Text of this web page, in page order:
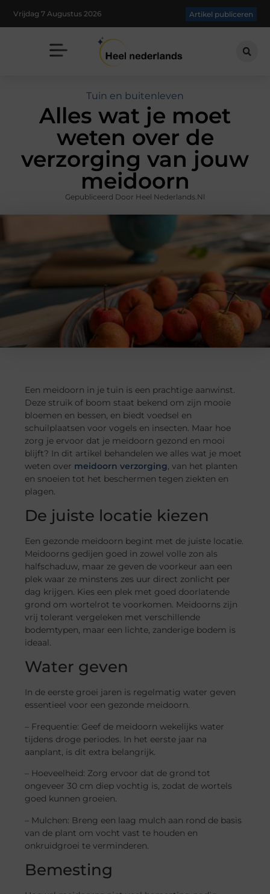
Vrijdag 7 Augustus 2026 Artikel publiceren
Tuin en buitenleven
Alles wat je moet
weten over de
verzorging van jouw
meidoorn
Gepubliceerd Door Heel Nederlands.nl
Een meidoorn in je tuin is een prachtige aanwinst.
Deze struik of boom staat bekend om zijn mooie
bloemen en bessen, en biedt voedsel en
schuilplaatsen voor vogels en insecten. Maar hoe
zorg je ervoor dat je meidoorn gezond en mooi
blijft? In dit artikel behandelen we alles wat je moet
weten over meidoorn verzorging, van het planten
en snoeien tot het beschermen tegen ziekten en
plagen.
De juiste locatie kiezen
Een gezonde meidoorn begint met de juiste locatie.
Meidoorns gedijen goed in zowel volle zon als
halfschaduw, maar ze geven de voorkeur aan een
plek waar ze minstens zes uur direct zonlicht per
dag krijgen. Kies een plek met goed doorlatende
grond om wortelrot te voorkomen. Meidoorns zijn
vrij tolerant vergeleken met verschillende
bodemtypen, maar een lichte, zanderige bodem is
ideaal.
Water geven
In de eerste groei jaren is regelmatig water geven
essentieel voor een gezonde meidoorn.
– Frequentie: Geef de meidoorn wekelijks water
tijdens droge periodes. In het eerste jaar na
aanplant, is dit extra belangrijk.
– Hoeveelheid: Zorg ervoor dat de grond tot
ongeveer 30 cm diep vochtig is, zodat de wortels
goed kunnen groeien.
– Mulchen: Breng een laag mulch aan rond de basis
van de plant om vocht vast te houden en
onkruidgroei te verminderen.
Bemesting